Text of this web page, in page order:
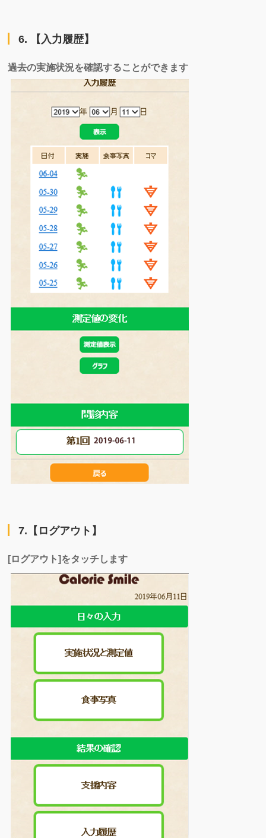
6. 【入力履歴】
過去の実施状況を確認することができます
7.【ログアウト】
[ログアウト]をタッチします